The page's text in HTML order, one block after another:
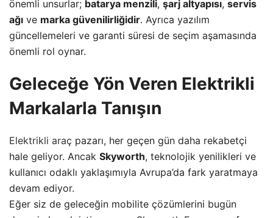
önemli unsurlar; batarya menzili, şarj altyapısı, servis
ağı ve marka güvenilirliğidir. Ayrıca yazılım
güncellemeleri ve garanti süresi de seçim aşamasında
önemli rol oynar.
Geleceğe Yön Veren Elektrikli
Markalarla Tanışın
Elektrikli araç pazarı, her geçen gün daha rekabetçi
hale geliyor. Ancak Skyworth, teknolojik yenilikleri ve
kullanıcı odaklı yaklaşımıyla Avrupa’da fark yaratmaya
devam ediyor.
Eğer siz de geleceğin mobilite çözümlerini bugün